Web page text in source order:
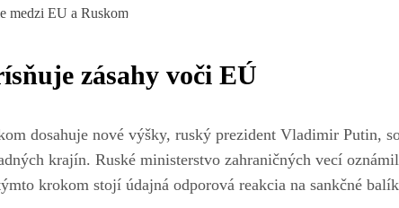
zásahy voči EÚ
dosahuje nové výšky, ruský prezident Vladimir Putin,
krajín. Ruské ministerstvo zahraničných vecí
krokom stojí údajná odporová reakcia na sankčné